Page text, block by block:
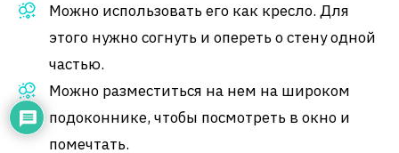
Можно использовать его как кресло. Для
этого нужно согнуть и опереть о стену одной
частью.
Можно разместиться на нем на широком
подоконнике, чтобы посмотреть в окно и
помечтать.